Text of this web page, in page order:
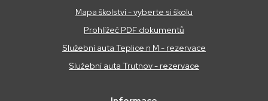
Mapa školství - vyberte si školu
Prohlížeč PDF dokumentů
Služební auta Teplice n M - rezervace
Služební auta Trutnov - rezervace